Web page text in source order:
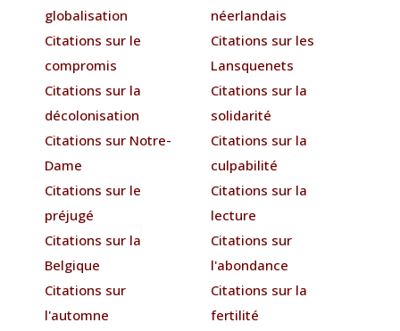
globalisation
Citations sur le
compromis
Citations sur la
décolonisation
Citations sur Notre-
Dame
Citations sur le
préjugé
Citations sur la
Belgique
Citations sur
l'automne
néerlandais
Citations sur les
Lansquenets
Citations sur la
solidarité
Citations sur la
culpabilité
Citations sur la
lecture
Citations sur
l'abondance
Citations sur la
fertilité